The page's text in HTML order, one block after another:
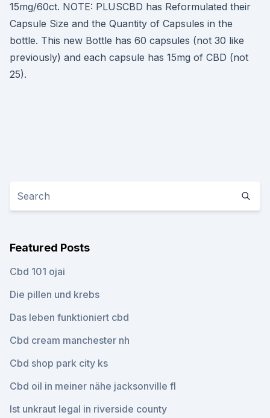
15mg/60ct. NOTE: PLUSCBD has Reformulated their
Capsule Size and the Quantity of Capsules in the
bottle. This new Bottle has 60 capsules (not 30 like
previously) and each capsule has 15mg of CBD (not
25).
Featured Posts
Cbd 101 ojai
Die pillen und krebs
Das leben funktioniert cbd
Cbd cream manchester nh
Cbd shop park city ks
Cbd oil in meiner nähe jacksonville fl
Ist unkraut legal in riverside county